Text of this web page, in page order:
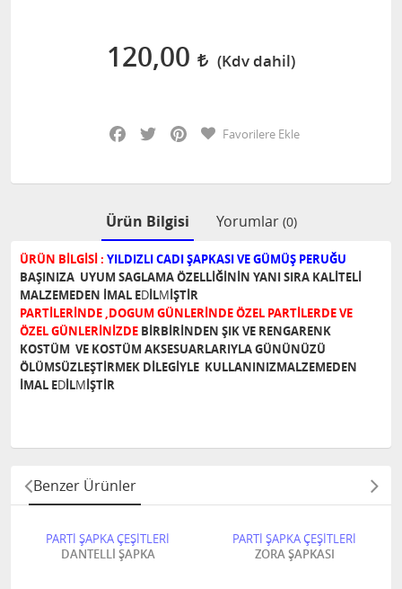
120,00
Facebook
Twitter PinterestFavorilere Ekle
Ürün Bilgisi Yorumlar (0)
ÜRÜN BİLGİSİ : YILDIZLI CADI ŞAPKASI VE GÜMÜŞ PERUĞU
BAŞINIZA UYUM SAGLAMA ÖZELLİĞİNİN YANI SIRA KALİTELİ
MALZEMEDEN İMAL EDİLMİŞTİR
PARTİLERİNDE ,DOGUM GÜNLERİNDE ÖZEL PARTİLERDE VE
ÖZEL GÜNLERİNİZDE BİRBİRİNDEN ŞIK VE RENGARENK
KOSTÜM VE KOSTÜM AKSESUARLARIYLA GÜNÜNÜZÜ
ÖLÜMSÜZLEŞTİRMEK DİLEGİYLE KULLANINIZMALZEMEDEN
İMAL EDİLMİŞTİR
Benzer Ürünler
PARTİ ŞAPKA ÇEŞİTLERİ
DANTELLİ ŞAPKA
PARTİ ŞAPKA ÇEŞİTLERİ
ZORA ŞAPKASI